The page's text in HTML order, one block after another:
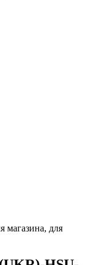
магазина, для